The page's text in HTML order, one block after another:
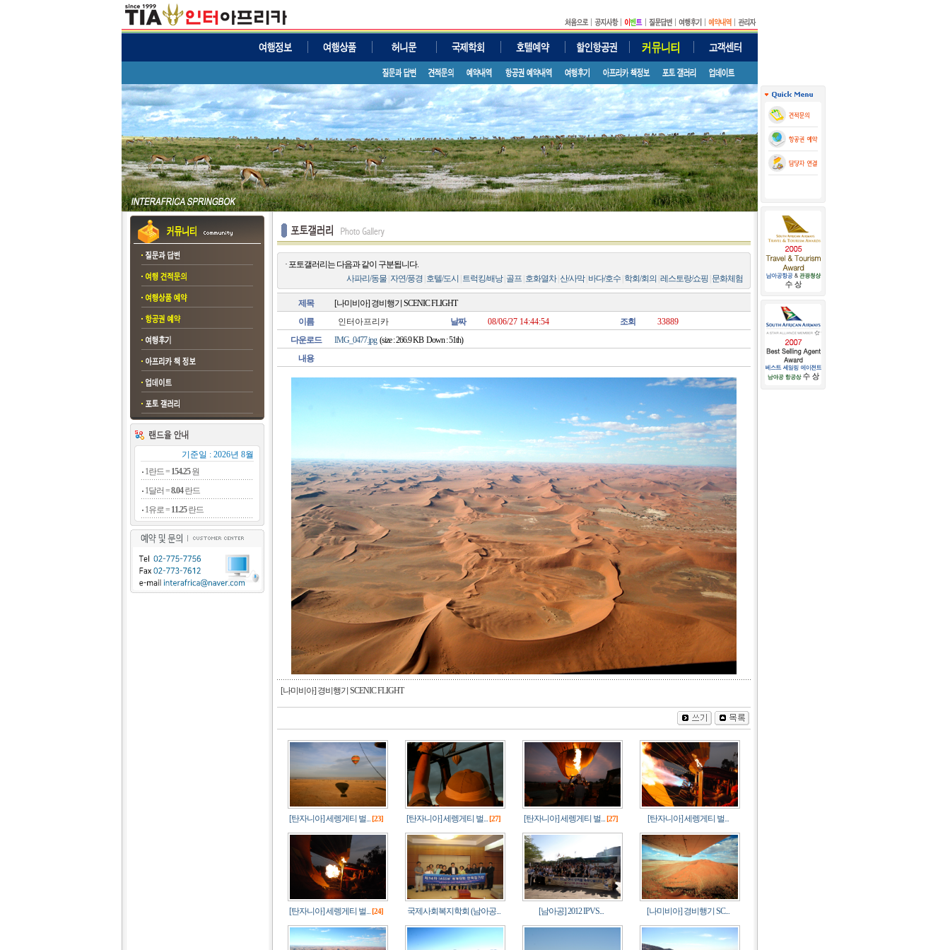
기준일 : 2026년 8월
1란드 = 154.25원
1달러 =8.04란드
1유로 = 11.25란드
· 포토갤러리는 다음과 같이 구분됩니다.
사파리/동물 자연/풍경 호텔/도시 트럭킹/배낭 골프 호화열차 산/사막 바다/호수 학회/회의 레스토랑/쇼핑 문화체험
제목
[나미비아] 경비행기 SCENIC FLIGHT
이름
인터아프리카 날짜 08/06/27 14:44:54 조회
33889
다운로드
IMG_0477.jpg(size : 266.9 KB Down : 51th)
내용
[나미비아] 경비행기 SCENIC FLIGHT
[탄자니아] 세렝게티 벌... [23] [탄자니아] 세렝게티 벌... [27] [탄자니아] 세렝게티 벌... [27] [탄자니아] 세렝게티 벌...
[탄자니아] 세렝게티 벌... [24] 국제사회복지학회 (남아공... [남아공] 2012 IPVS... [나미비아] 경비행기 SC...